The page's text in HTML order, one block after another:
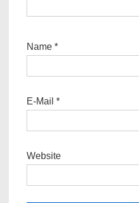
Name *
E-Mail *
Website